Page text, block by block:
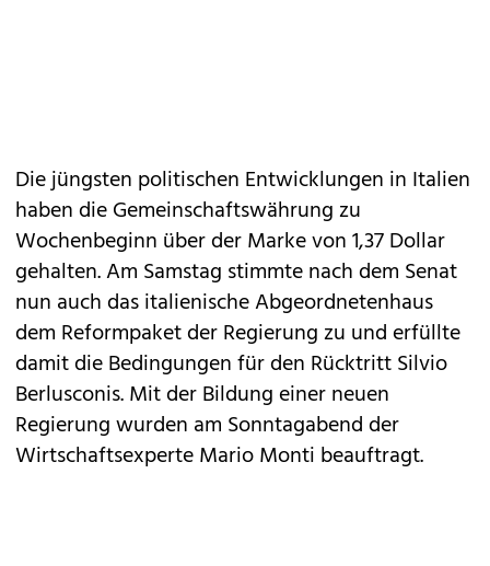
Die jüngsten politischen Entwicklungen in Italien
haben die Gemeinschaftswährung zu
Wochenbeginn über der Marke von 1,37 Dollar
gehalten. Am Samstag stimmte nach dem Senat
nun auch das italienische Abgeordnetenhaus
dem Reformpaket der Regierung zu und erfüllte
damit die Bedingungen für den Rücktritt Silvio
Berlusconis. Mit der Bildung einer neuen
Regierung wurden am Sonntagabend der
Wirtschaftsexperte Mario Monti beauftragt.